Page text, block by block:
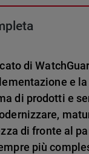
di
e
di prodotti e
di fronte al
più